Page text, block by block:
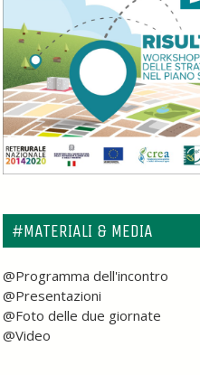
#MATERIALI & MEDIA
@Programma dell'incontro
@Presentazioni
@Foto delle due giornate
@Video